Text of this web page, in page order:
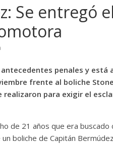
Se entregó
penales y está
frente al boliche
realizaron para exigir el
de 21 años que era
boliche de Capitán